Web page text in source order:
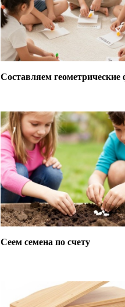
Составляем
Сеем семена по счету